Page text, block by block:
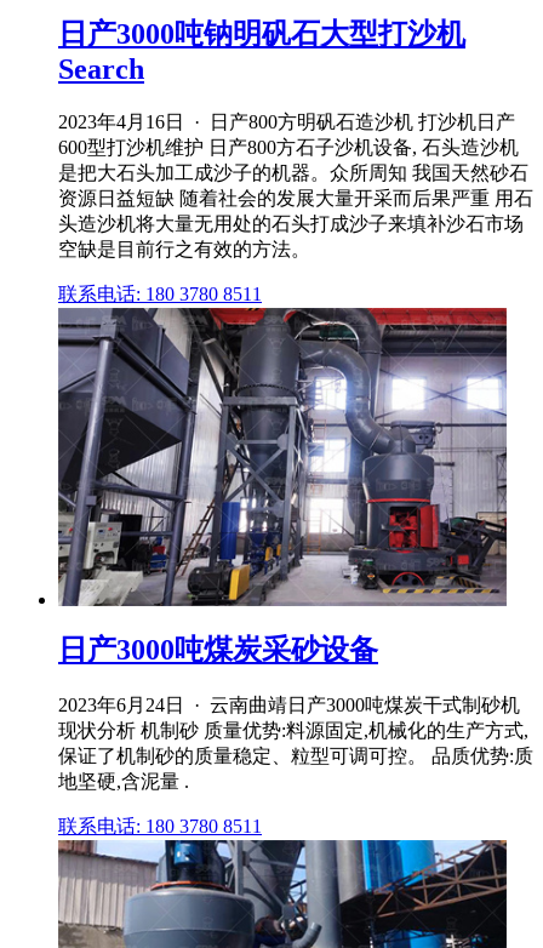
日产3000吨钠明矾石大型打沙机
Search
2023年4月16日 · 日产800方明矾石造沙机 打沙机日产
600型打沙机维护 日产800方石子沙机设备, 石头造沙机
是把大石头加工成沙子的机器。众所周知 我国天然砂石
资源日益短缺 随着社会的发展大量开采而后果严重 用石
头造沙机将大量无用处的石头打成沙子来填补沙石市场
空缺是目前行之有效的方法。
联系电话: 180 3780 8511
日产3000吨煤炭采砂设备
2023年6月24日 · 云南曲靖日产3000吨煤炭干式制砂机
现状分析 机制砂 质量优势:料源固定,机械化的生产方式,
保证了机制砂的质量稳定、粒型可调可控。 品质优势:质
地坚硬,含泥量 .
联系电话: 180 3780 8511